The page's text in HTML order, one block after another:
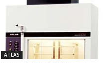
ATLAS